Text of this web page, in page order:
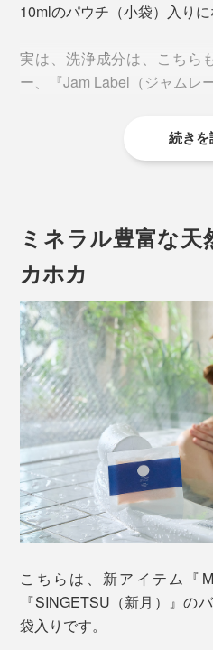
う。
写真手前は「ギフトボックス小」、奥は「
そもそも香りといえば、どう
が強い、洗った後も残る」「
ありました。
『MANGETSU（満月）』『
違います。
香りの成分は、すべて天然
れた時のような、心地よさ。
10mlのパウチ（小袋）入りに
実は、洗浄成分は、こちら
ー、『Jam Label（ジャムレ
それぞれのアロマオイル
Label』の香りつきタイプと
『Jam Label』同様に、
『SINGETSU（新月）』も
髪を洗ったら、そのままの
続きを
ミネラル豊富な天
カホカ
こちらは、新アイテム『
『SINGETSU（新月）』の
袋入りです。